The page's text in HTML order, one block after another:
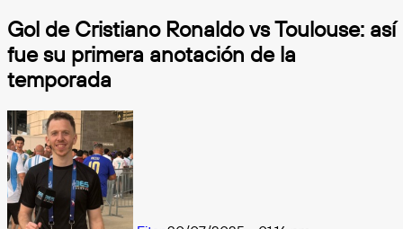
Gol de Cristiano Ronaldo vs Toulouse: así
fue su primera anotación de la
temporada